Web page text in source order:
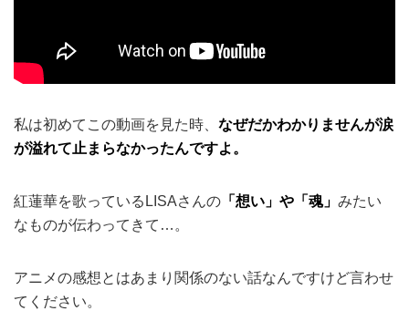
私は初めてこの動画を見た時、 なぜだかわかりませんが涙
が溢れて止まらなかったんですよ。
紅蓮華を歌っているLISAさんの 「想い」や「魂」 みたい
なものが伝わってきて…。
アニメの感想とはあまり関係のない話なんですけど言わせ
てください。